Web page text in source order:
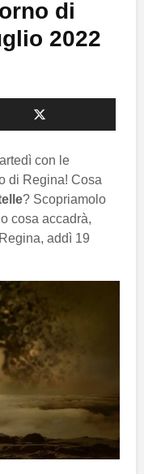
di
2022
con le
di Regina! Cosa
? Scopriamolo
cosa accadrà,
addì 19